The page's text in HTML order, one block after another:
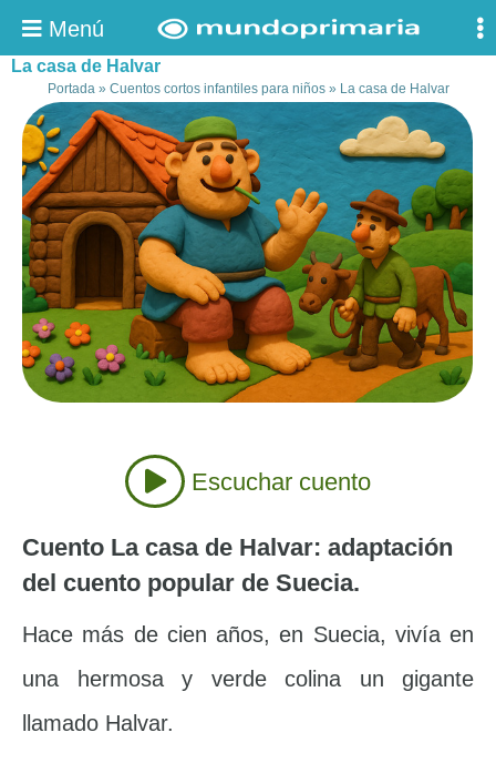
Menú
La casa de Halvar
Portada» Cuentos cortos infantiles para niños» La casa de Halvar
Escuchar cuento
Cuento La casa de Halvar: adaptación
del cuento popular de Suecia.
Hace más de cien años, en Suecia, vivía en
una hermosa y verde colina un gigante
llamado Halvar.